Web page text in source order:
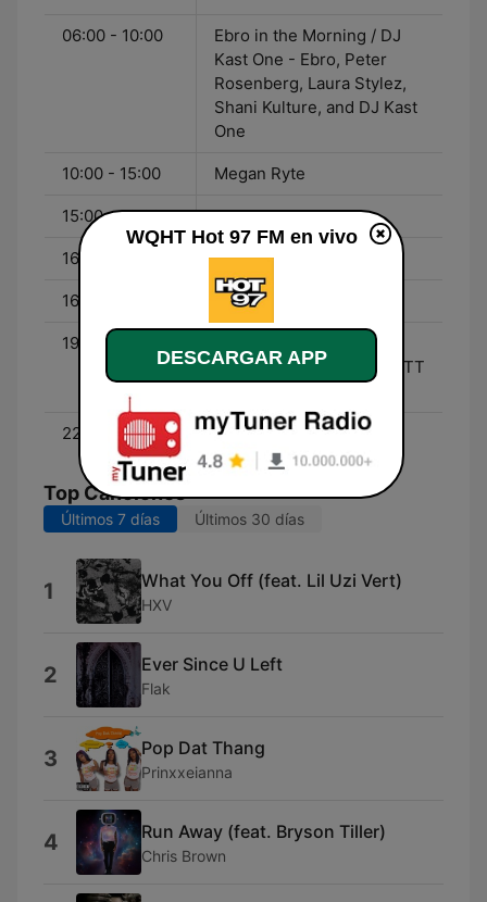
06:00 - 10:00
Ebro in the Morning / DJ
Kast One - Ebro, Peter
Rosenberg, Laura Stylez,
Shani Kulture, and DJ Kast
One
10:00 - 15:00 Megan Ryte
15:00 - 19:00 Nessa
16:00 - 19:00 DJ Camilo
16:00 - 18:00 DJ Camilo
19:00 - 22:00
Funkmaster Flex (7PM -
8PM) | Bobby Trends w/ TT
22:00 - 00:00 Funkmaster Flex
Top Canciones
Últimos 7 días Últimos 30 días
1 What You Off (feat. Lil Uzi Vert)
HXV
2 Ever Since U Left
Flak
3 Pop Dat Thang
Prinxxeianna
4 Run Away (feat. Bryson Tiller)
Chris Brown
WQHT Hot 97 FM en vivo
DESCARGAR APP